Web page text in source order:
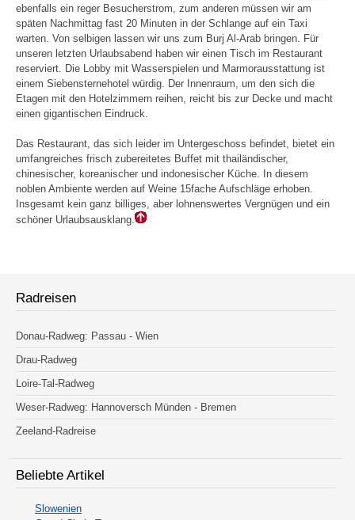
ebenfalls ein reger Besucherstrom, zum anderen müssen wir am
späten Nachmittag fast 20 Minuten in der Schlange auf ein Taxi
warten. Von selbigen lassen wir uns zum Burj Al-Arab bringen. Für
unseren letzten Urlaubsabend haben wir einen Tisch im Restaurant
reserviert. Die Lobby mit Wasserspielen und Marmorausstattung ist
einem Siebensternehotel würdig. Der Innenraum, um den sich die
Etagen mit den Hotelzimmern reihen, reicht bis zur Decke und macht
einen gigantischen Eindruck.
Das Restaurant, das sich leider im Untergeschoss befindet, bietet ein
umfangreiches frisch zubereitetes Buffet mit thailändischer,
chinesischer, koreanischer und indonesischer Küche. In diesem
noblen Ambiente werden auf Weine 15fache Aufschläge erhoben.
Insgesamt kein ganz billiges, aber lohnenswertes Vergnügen und ein
schöner Urlaubsausklang.
Radreisen
Donau-Radweg: Passau - Wien
Drau-Radweg
Loire-Tal-Radweg
Weser-Radweg: Hannoversch Münden - Bremen
Zeeland-Radreise
Beliebte Artikel
Slowenien